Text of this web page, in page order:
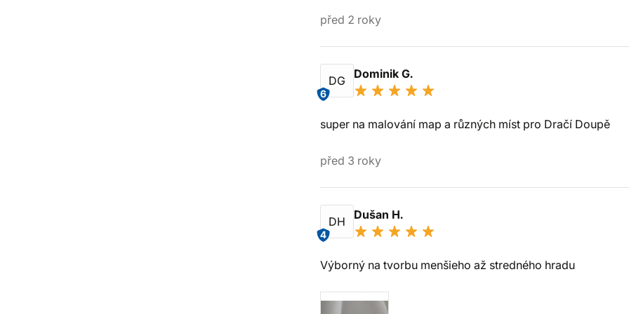
před 2 roky
DG
6
Dominik G.
super na malování map a různých míst pro Dračí Doupě
před 3 roky
DH
4
Dušan H.
Výborný na tvorbu menšieho až stredného hradu